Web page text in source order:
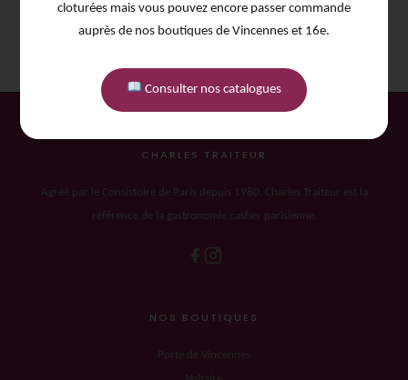
cloturées mais vous pouvez encore passer commande
auprès de nos boutiques de Vincennes et 16e.
Consulter nos catalogues
CHARLES TRAITEUR
Agréé par le Consistoire de Paris depuis 1980, Charles Traiteur est la
référence de la gastronomie casher parisienne.
NOS BOUTIQUES
Porte de Vincennes